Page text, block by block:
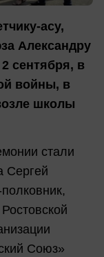
асу,
Александру
сентября, в
войны, в
школы
стали
Сергей
Союз»